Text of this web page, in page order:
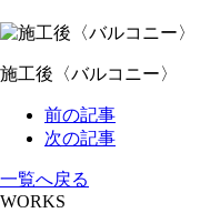
施工後〈バルコニー〉
前の記事
次の記事
一覧へ戻る
WORKS